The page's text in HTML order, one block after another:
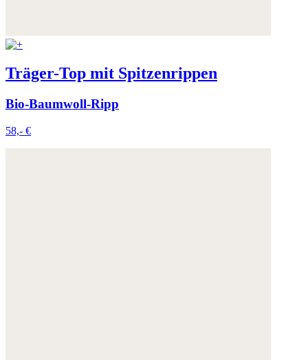
Träger-Top mit Spitzenrippen
Bio-Baumwoll-Ripp
58,- €